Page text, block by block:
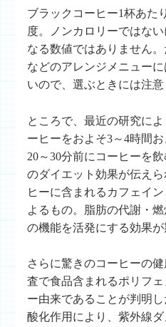
ブラックコーヒー1杯あた
度。ノンカロリーではな
なる数値ではありません
などのアレンジメニュー
いので、選ぶときには注意
ところで、最近の研究に
ーヒーをおよそ3～4時間
20～30分前にコーヒーを
のダイエット効果が伝え
ヒーに含まれるカフェイ
よるもの。脂肪の代謝・
の機能を活発にする効果が
さらに驚きのコーヒーの
査で食品含まれるポリフ
ー由来であることが判明
酸化作用により、紫外線